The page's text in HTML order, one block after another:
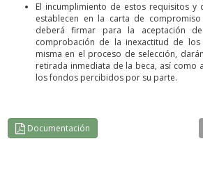
El incumplimiento de estos requisitos
establecen en la carta de
deberá firmar para la aceptación
comprobación de la inexactitud de
misma en el proceso de selección,
retirada inmediata de la beca, así como
los fondos percibidos por su parte.
Documentación